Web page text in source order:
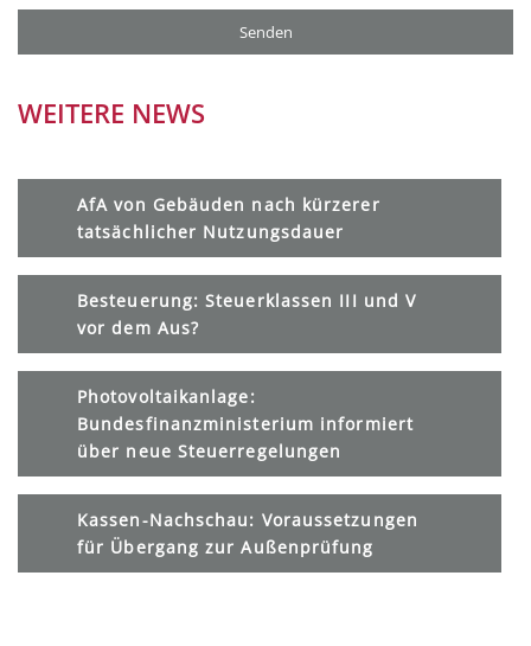
WEITERE NEWS
AfA von Gebäuden nach kürzerer
tatsächlicher Nutzungsdauer
Besteuerung: Steuerklassen III und V
vor dem Aus?
Photovoltaikanlage:
Bundesfinanzministerium informiert
über neue Steuerregelungen
Kassen-Nachschau: Voraussetzungen
für Übergang zur Außenprüfung